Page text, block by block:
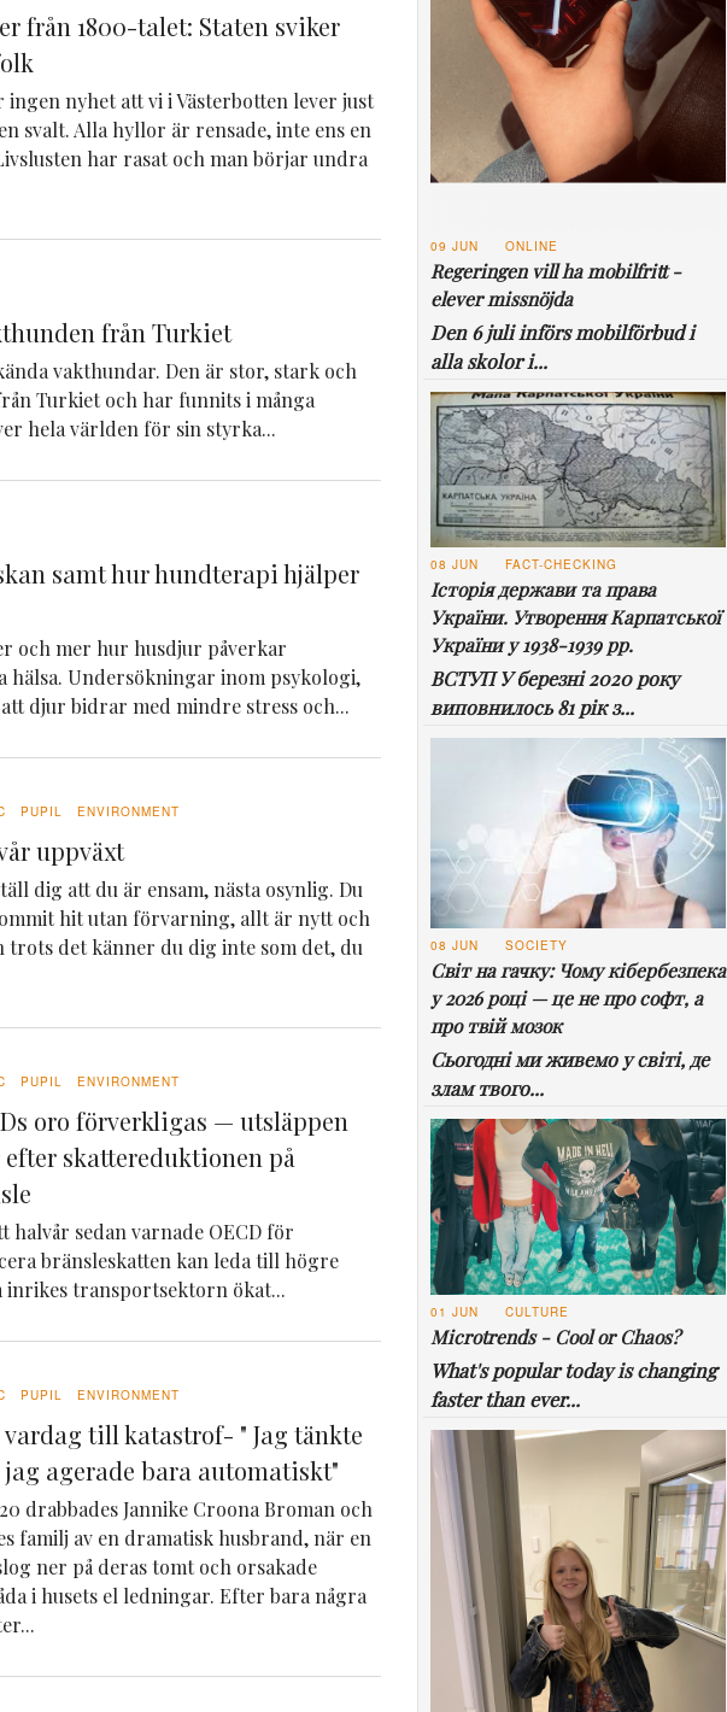
från 1800-talet: Staten sviker
ingen nyhet att vi i Västerbotten lever just
svalt. Alla hyllor är rensade, inte ens en
har rasat och man börjar undra
från Turkiet
vakthundar. Den är stor, stark och
Turkiet och har funnits i många
hela världen för sin styrka...
samt hur hundterapi hjälper
och mer hur husdjur påverkar
hälsa. Undersökningar inom psykologi,
djur bidrar med mindre stress och...
PUPIL ENVIRONMENT
uppväxt
dig att du är ensam, nästa osynlig. Du
hit utan förvarning, allt är nytt och
det känner du dig inte som det, du
PUPIL ENVIRONMENT
oro förverkligas — utsläppen
efter skattereduktionen på
halvår sedan varnade OECD för
bränsleskatten kan leda till högre
inrikes transportsektorn ökat...
PUPIL ENVIRONMENT
vardag till katastrof- " Jag tänkte
agerade bara automatiskt"
drabbades Jannike Croona Broman och
familj av en dramatisk husbrand, när en
ner på deras tomt och orsakade
i husets el ledningar. Efter bara några
09 JUN ONLINE
Regeringen vill ha mobilfritt -
elever missnöjda
Den 6 juli införs mobilförbud i
alla skolor i...
08 JUN FACT-CHECKING
Історія держави та права
України. Утворення Карпатської
України у 1938-1939 рр.
ВСТУП У березні 2020 року
виповнилось 81 рік з...
08 JUN SOCIETY
Світ на гачку: Чому кібербезпека
у 2026 році — це не про софт, а
про твій мозок
Сьогодні ми живемо у світі, де
злам твого...
01 JUN CULTURE
Microtrends - Cool or Chaos?
What's popular today is changing
faster than ever...